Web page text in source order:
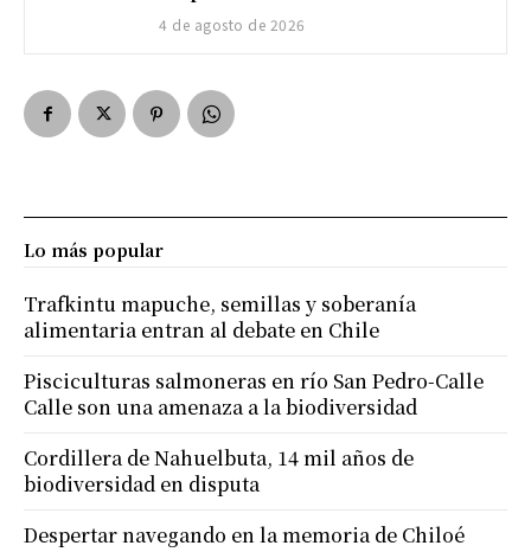
4 de agosto de 2026
Lo más popular
Trafkintu mapuche, semillas y soberanía
alimentaria entran al debate en Chile
Pisciculturas salmoneras en río San Pedro-Calle
Calle son una amenaza a la biodiversidad
Cordillera de Nahuelbuta, 14 mil años de
biodiversidad en disputa
Despertar navegando en la memoria de Chiloé